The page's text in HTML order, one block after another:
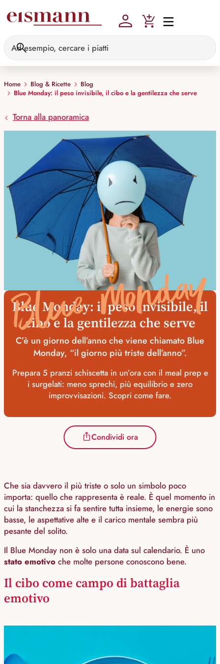
Home Blog & Ricette
Blog
Blue Monday: il peso invisibile, il cibo e la gentilezza che serve
Torna alla panoramica
Blue Monday
Blue Monday: il peso invisibile, il
cibo e la gentilezza che serve
C’è un giorno dell’anno che viene chiamato Blue
Monday, “il giorno più triste dell’anno”.
Prepara 5 pranzi schiscetta in un’ora con il meal prep e
i surgelati: meno sprechi, più equilibrio e zero
improvvisazioni. Scopri come fare.
Condividi ora
Che sia davvero il più triste o solo un simbolo poco
importa: quello che rappresenta è reale. È quel momento in
cui la stanchezza si fa sentire tutta insieme, le energie sono
basse, le aspettative alte e il carico mentale sembra più
pesante del solito.
Il Blue Monday non è solo una data sul calendario. È uno
stato emotivo che molte persone conoscono bene.
Il cibo come campo di battaglia
emotivo